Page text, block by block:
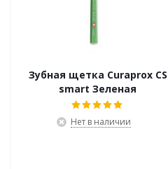
Зубная щетка Curaprox CS
smart Зеленая
Нет в наличии